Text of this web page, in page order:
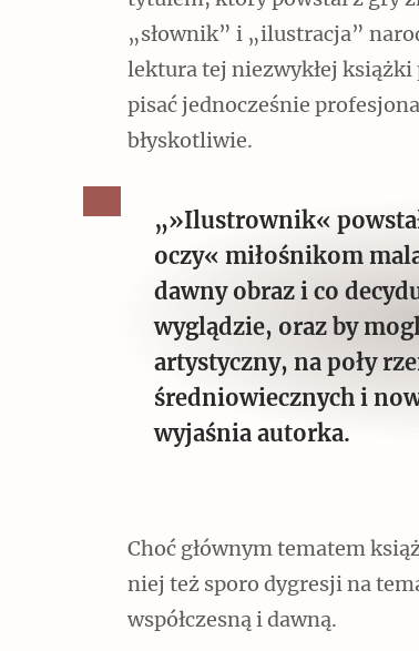
Zabierz
Czytaj dalej
„słownik” i „ilustracja”
lektura tej niezwykłej książki
pisać jednocześnie
błyskotliwie.
„»Ilustrownik«
oczy« miłośnikom
dawny obraz i co
wyglądzie, oraz by
artystyczny, na poły
średniowiecznych i
wyjaśnia autorka.
Choć głównym tematem
niej też sporo dygresji na
współczesną i dawną.